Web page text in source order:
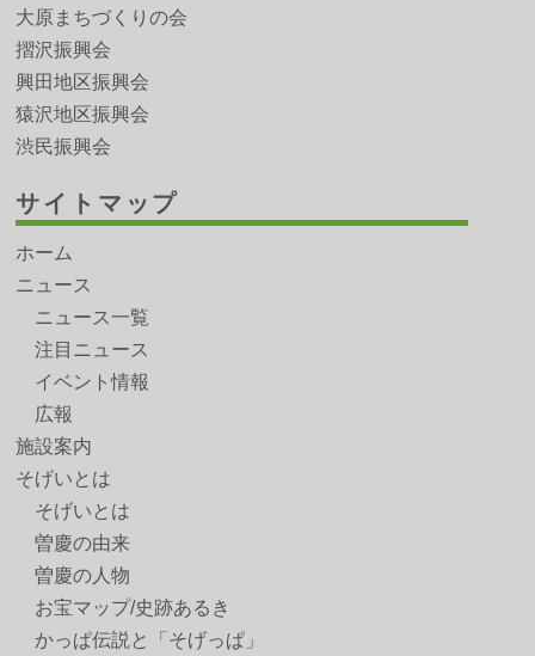
大原まちづくりの会
摺沢振興会
興田地区振興会
猿沢地区振興会
渋民振興会
サイトマップ
ホーム
ニュース
ニュース一覧
注目ニュース
イベント情報
広報
施設案内
そげいとは
そげいとは
曽慶の由来
曽慶の人物
お宝マップ/史跡あるき
かっぱ伝説と「そげっぱ」